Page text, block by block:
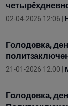
02-04-2026 12:06 |
Голодовка,
21-01-2026 12:00 |
Голодовка,